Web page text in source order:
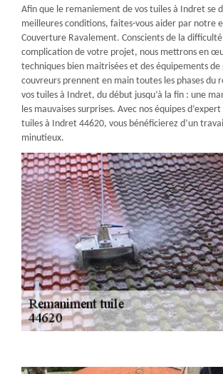
Afin que le remaniement de vos tuiles à Indret se
meilleures conditions, faites-vous aider par notre
Couverture Ravalement. Conscients de la
complication de votre projet, nous mettrons en
techniques bien maitrisées et des équipements de
couvreurs prennent en main toutes les phases du
vos tuiles à Indret, du début jusqu’à la fin : une
les mauvaises surprises. Avec nos équipes
tuiles à Indret 44620, vous bénéficierez d’un
minutieux.